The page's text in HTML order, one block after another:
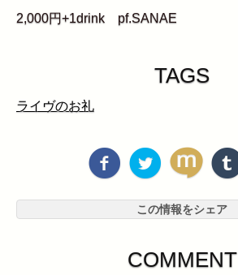
2,000円+1drink pf.SANAE
TAGS
ライヴのお礼
この情報をシェア
COMMENT